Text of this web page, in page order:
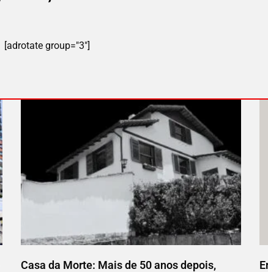
[adrotate group="3"]
Casa da Morte: Mais de 50 anos depois,